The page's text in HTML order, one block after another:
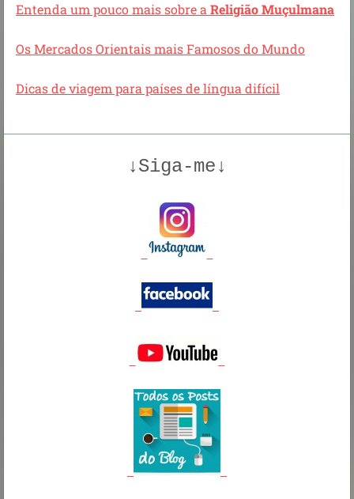
Entenda um pouco mais sobre a Religião Muçulmana
Os Mercados Orientais mais Famosos do Mundo
Dicas de viagem para países de língua difícil
↓Siga-me↓